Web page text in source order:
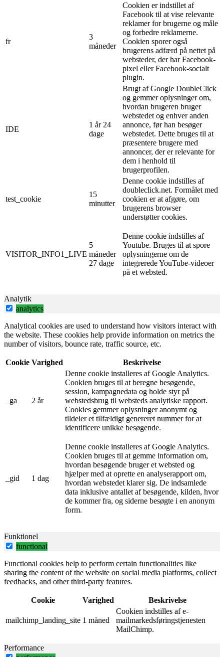
fr
3
måneder
Cookien er indstillet af
Facebook til at vise relevante
reklamer for brugerne og måle
og forbedre reklamerne.
Cookien sporer også
brugerens adfærd på nettet på
websteder, der har Facebook-
pixel eller Facebook-socialt
plugin.
IDE
1 år 24
dage
Brugt af Google DoubleClick
og gemmer oplysninger om,
hvordan brugeren bruger
webstedet og enhver anden
annonce, før han besøger
webstedet. Dette bruges til at
præsentere brugere med
annoncer, der er relevante for
dem i henhold til
brugerprofilen.
test_cookie
15
minutter
Denne cookie indstilles af
doubleclick.net. Formålet med
cookien er at afgøre, om
brugerens browser
understøtter cookies.
VISITOR_INFO1_LIVE
5
måneder
27 dage
Denne cookie indstilles af
Youtube. Bruges til at spore
oplysningerne om de
integrerede YouTube-videoer
på et websted.
Analytik
analytics
Analytical cookies are used to understand how visitors interact with
the website. These cookies help provide information on metrics the
number of visitors, bounce rate, traffic source, etc.
Cookie Varighed Beskrivelse
_ga 2 år
Denne cookie installeres af Google Analytics.
Cookien bruges til at beregne besøgende,
session, kampagnedata og holde styr på
webstedsbrug til websteds analytiske rapport.
Cookies gemmer oplysninger anonymt og
tildeler et tilfældigt genereret nummer for at
identificere unikke besøgende.
_gid 1 dag
Denne cookie installeres af Google Analytics.
Cookien bruges til at gemme information om,
hvordan besøgende bruger et websted og
hjælper med at oprette en analyserapport om,
hvordan webstedet klarer sig. De indsamlede
data inklusive antallet af besøgende, kilden, hvor
de kommer fra, og siderne besøgte i en anonym
form.
Funktionel
functional
Functional cookies help to perform certain functionalities like
sharing the content of the website on social media platforms, collect
feedbacks, and other third-party features.
Cookie Varighed Beskrivelse
mailchimp_landing_site 1 måned
Cookien indstilles af e-
mailmarkedsføringstjenesten
MailChimp.
Performance